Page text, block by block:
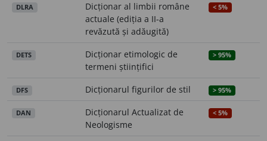
DLRA
Dicționar al limbii române
actuale (ediția a II-a
revăzută și adăugită)
< 5%
DETS
Dicționar etimologic de
termeni științifici
> 95%
DFS Dicționarul figurilor de stil > 95%
DAN
Dicționarul Actualizat de
Neologisme
< 5%